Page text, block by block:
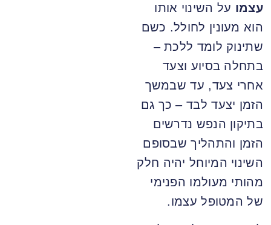
עצמו על השינוי אותו
הוא מעונין לחולל. כשם
שתינוק לומד ללכת –
בתחלה בסיוע וצעד
אחרי צעד, עד שבמשך
הזמן יצעד לבד – כך גם
בתיקון הנפש נדרשים
הזמן והתהליך שבסופם
השינוי המיוחל יהיה חלק
מהותי מעולמו הפנימי
של המטופל עצמו.